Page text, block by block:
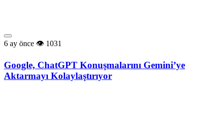
6 ay önce 1031
Google, ChatGPT Konuşmalarını Gemini’ye
Aktarmayı Kolaylaştırıyor